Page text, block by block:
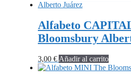
Alfabeto
Bloomsbury
3,00 € Añadir al carrito